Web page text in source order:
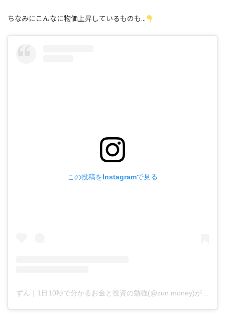
ちなみにこんなに物価上昇しているものも...
この投稿をInstagramで見る